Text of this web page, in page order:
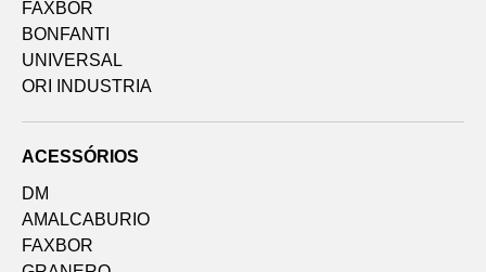
FAXBOR
BONFANTI
UNIVERSAL
ORI INDUSTRIA
ACESSÓRIOS
DM
AMALCABURIO
FAXBOR